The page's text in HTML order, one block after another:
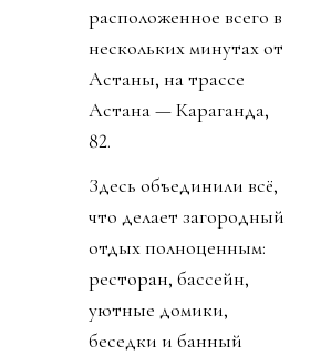
расположенное всего в
нескольких минутах от
Астаны, на трассе
Астана — Караганда,
82.
Здесь объединили всё,
что делает загородный
отдых полноценным:
ресторан, бассейн,
уютные домики,
беседки и банный